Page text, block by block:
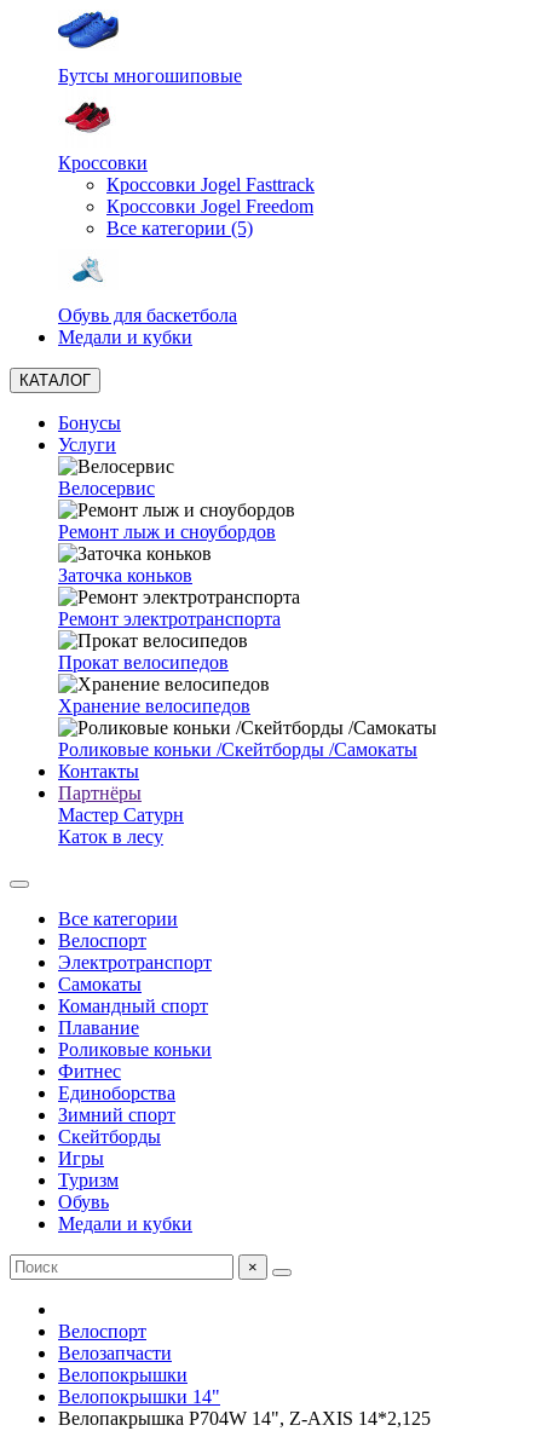
Бутсы многошиповые
Кроссовки
Кроссовки Jogel Fasttrack
Кроссовки Jogel Freedom
Все категории (5)
Обувь для баскетбола
Медали и кубки
КАТАЛОГ
Бонусы
Услуги
Велосервис
Ремонт лыж и сноубордов
Заточка коньков
Ремонт электротранспорта
Прокат велосипедов
Хранение велосипедов
Роликовые коньки /Скейтборды /Самокаты
Контакты
Партнёры
Мастер Сатурн
Каток в лесу
Все категории
Велоспорт
Электротранспорт
Самокаты
Командный спорт
Плавание
Роликовые коньки
Фитнес
Единоборства
Зимний спорт
Скейтборды
Игры
Туризм
Обувь
Медали и кубки
×
Велоспорт
Велозапчасти
Велопокрышки
Велопокрышки 14"
Велопакрышка P704W 14", Z-AXIS 14*2,125